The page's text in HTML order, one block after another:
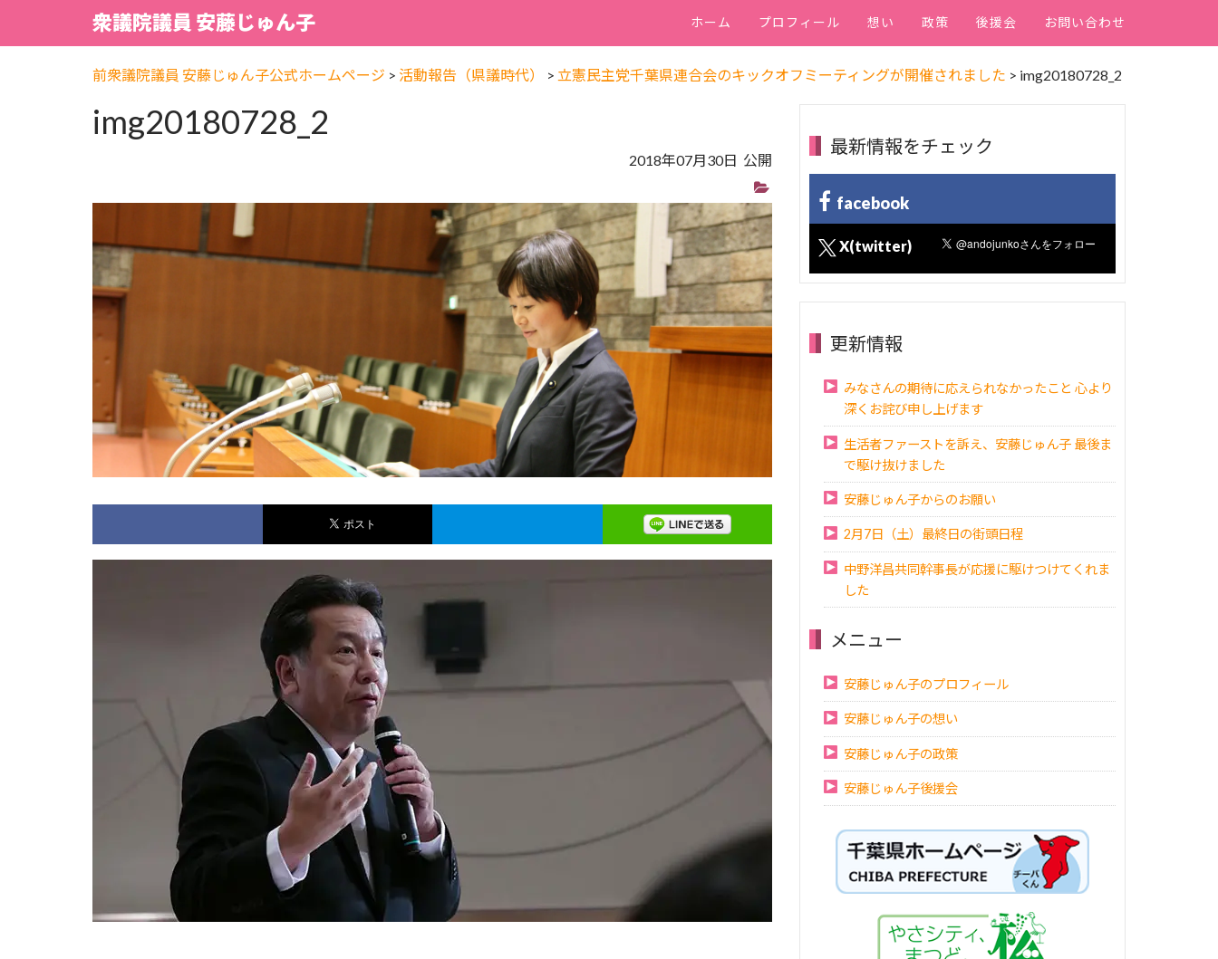
衆議院議員 安藤じゅん子 ホーム プロフィール 想い 政策 後援会 お問い合わせ
前衆議院議員 安藤じゅん子公式ホームページ > 活動報告（県議時代） > 立憲民主党千葉県連合会のキックオフミーティングが開催されました > img20180728_2
img20180728_2
2018年07月30日 公開
最新情報をチェック
facebook
X(twitter)
更新情報
みなさんの期待に応えられなかったこと 心より
深くお詫び申し上げます
生活者ファーストを訴え、安藤じゅん子 最後ま
で駆け抜けました
安藤じゅん子からのお願い
2月7日（土）最終日の街頭日程
中野洋昌共同幹事長が応援に駆けつけてくれま
した
メニュー
安藤じゅん子のプロフィール
安藤じゅん子の想い
安藤じゅん子の政策
安藤じゅん子後援会